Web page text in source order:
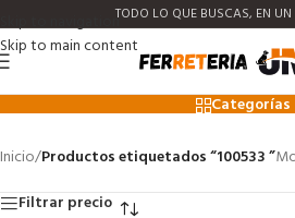
Skip to navigation
Skip to main content
TODO LO QUE BUSCAS, EN
Categorías
Inicio/Productos etiquetados “100533 ”
Filtrar precio